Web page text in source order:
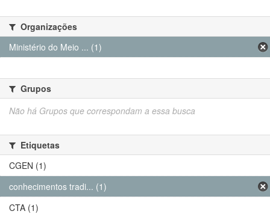
Organizações
Ministério do Meio ... (1)
Grupos
Não há Grupos que correspondam a essa busca
Etiquetas
CGEN (1)
conhecimentos tradi... (1)
CTA (1)